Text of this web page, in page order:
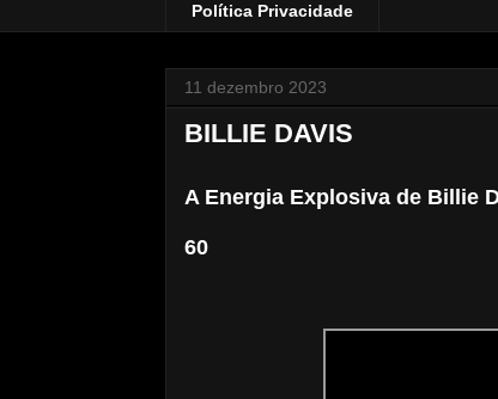
Política Privacidade
11 dezembro 2023
BILLIE DAVIS
A Energia Explosiva de Billie
60